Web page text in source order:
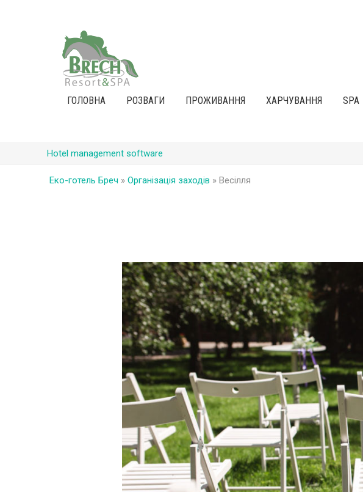
ГОЛОВНА РОЗВАГИ ПРОЖИВАННЯ ХАРЧУВАННЯ SPA
Hotel management software
Еко-готель Бреч » Організація заходів » Весілля